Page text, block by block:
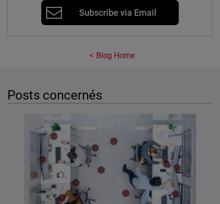
Subscribe via Email
Blog Home
Posts concernés